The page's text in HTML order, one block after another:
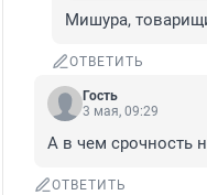
Мишура,
ОТВЕТИТЬ
Гость
3 мая, 09:29
А в чем срочность
ОТВЕТИТЬ